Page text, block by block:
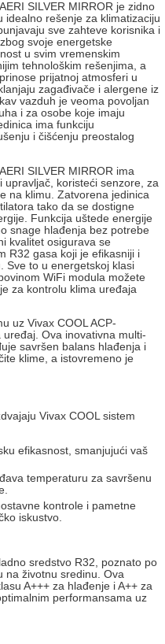
SILVER MIRROR je zidno
idealno rešenje za klimatizaciju
sve zahteve korisnika i
svoje energetske
u svim vremenskim
tehnološkim rešenjima, a
prijatnoj atmosferi u
zagađivače i alergene iz
vazduh je veoma povoljan
i za osobe koje imaju
ima funkciju
i čišćenju preostalog
SILVER MIRROR ima
koristeći senzore, za
na klimu. Zatvorena jedinica
tako da se dostigne
Funkcija uštede energije
snage hlađenja bez potrebe
kvalitet osigurava se
R32 gasa koji je efikasniji i
Sve to u energetskoj klasi
WiFi modula možete
za kontrolu klima uređaja
uz Vivax COOL ACP-
uređaj. Ova inovativna multi-
savršen balans hlađenja i
klime, a istovremeno je
Vivax COOL sistem
efikasnost, smanjujući vaš
temperaturu za savršenu
kontrole i pametne
iskustvo.
sredstvo R32, poznato po
na životnu sredinu. Ova
A+++ za hlađenje i A++ za
performansama uz